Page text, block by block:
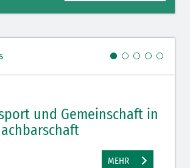
und Gemeinschaft in
MEHR